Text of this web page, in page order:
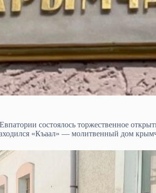
состоялось торжественное
«Къаал» — молитвенный дом